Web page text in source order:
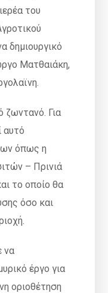
του
δημιουργικό
Ματθαιάκη,
ζωντανό. Για
αυτό
όπως η
– Πρινιά
το οποίο θα
όσο και
να
έργο για
οριοθέτηση